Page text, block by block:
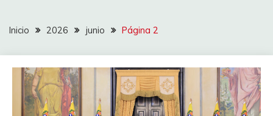
Inicio 2026 junio Página 2